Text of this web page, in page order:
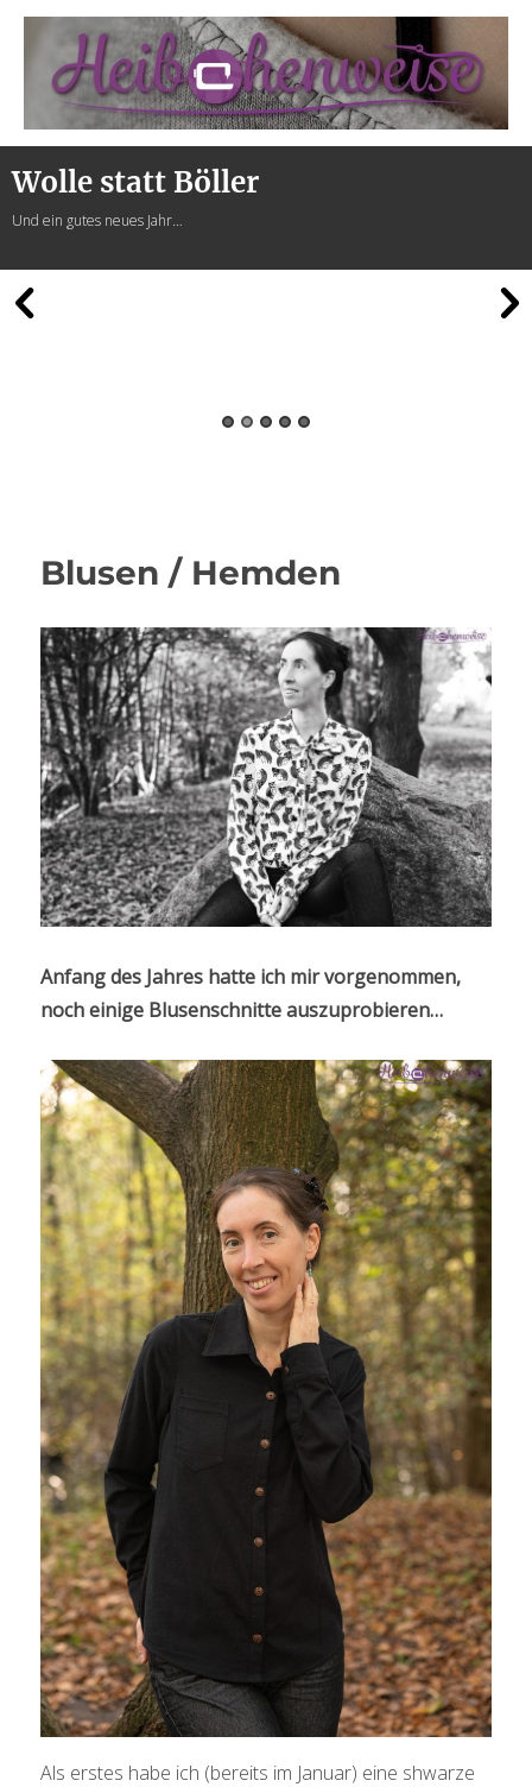
Heibchenweise
Wolle statt Böller
Und ein gutes neues Jahr…
Blusen / Hemden
Anfang des Jahres hatte ich mir vorgenommen,
noch einige Blusenschnitte auszuprobieren…
Als erstes habe ich (bereits im Januar) eine shwarze